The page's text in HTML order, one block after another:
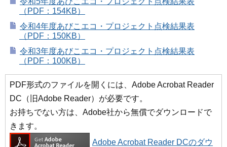
（PDF：154KB）
令和4年度あびこエコ・プロジェクト点検結果表
（PDF：150KB）
令和3年度あびこエコ・プロジェクト点検結果表
（PDF：100KB）
PDF形式のファイルを開くには、Adobe Acrobat Reader
DC（旧Adobe Reader）が必要です。
お持ちでない方は、Adobe社から無償でダウンロードで
きます。
Adobe Acrobat Reader DCのダウ